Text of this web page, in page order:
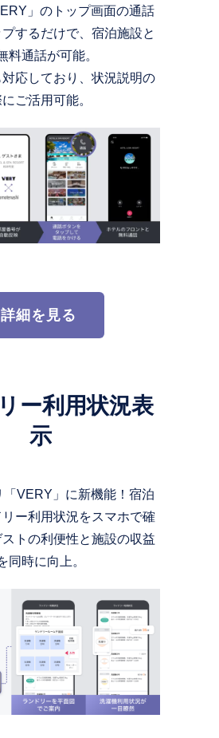
」のトップ画面の通話
するだけで、宿泊施設と
料通話が可能。
対応しており、状況説明の
にご活用可能。
詳細を見る
ー利用状況表
示
「VERY」に新機能！宿泊
ー利用状況をスマホで確
トの利便性と施設の収益
同時に向上。